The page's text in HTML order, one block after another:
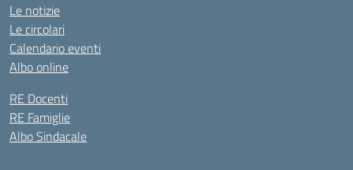
Le notizie
Le circolari
Calendario eventi
Albo online
RE Docenti
RE Famiglie
Albo Sindacale